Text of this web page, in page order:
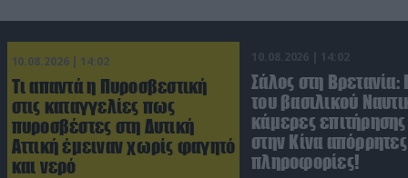
10.08.2026 | 14:02
Τι απαντά η Πυροσβεστική
στις καταγγελίες πως
πυροσβέστες στη Δυτική
Αττική έμειναν χωρίς φαγητό
και νερό
10.08.2026 | 14:02
Σάλος στη Βρετανία:
του βασιλικού
κάμερες
στην Κίνα απόρρητες
πληροφορίες!